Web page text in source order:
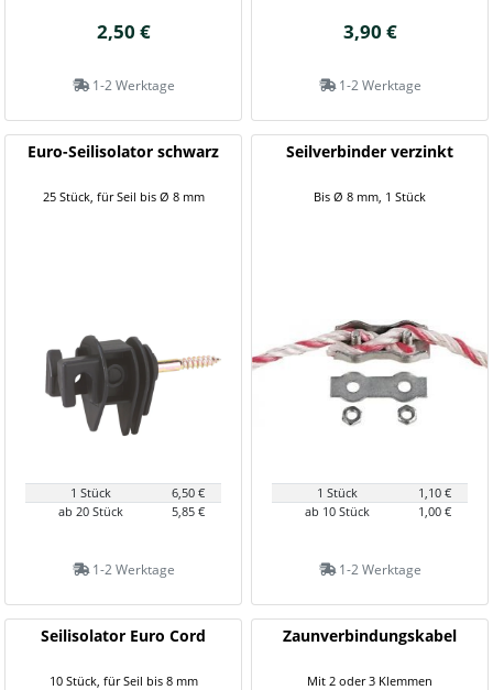
2,50 €
1-2 Werktage
3,90 €
1-2 Werktage
Euro-Seilisolator schwarz
25 Stück, für Seil bis Ø 8 mm
1 Stück
6,50 €
ab 20 Stück
5,85 €
1-2 Werktage
Seilverbinder verzinkt
Bis Ø 8 mm, 1 Stück
1 Stück
1,10 €
ab 10 Stück
1,00 €
1-2 Werktage
Seilisolator Euro Cord
10 Stück, für Seil bis 8 mm
Zaunverbindungskabel
Mit 2 oder 3 Klemmen